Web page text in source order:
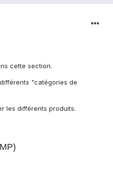
cette section.
"catégories de
les différents produits.